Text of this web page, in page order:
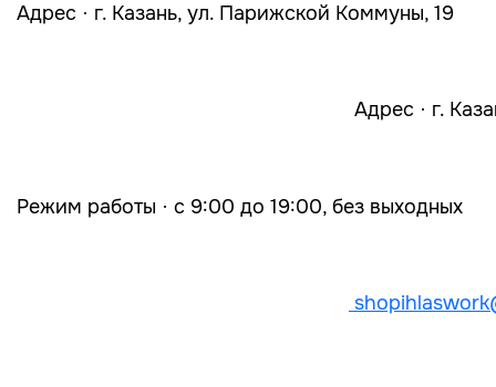
Адрес · г. Казань, ул. Парижской Коммуны, 19
Адрес · г.
Режим работы · с 9:00 до 19:00, без выходных